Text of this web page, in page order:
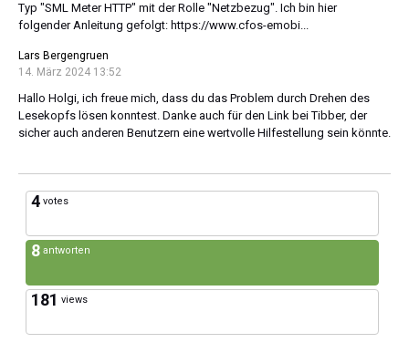
Typ "SML Meter HTTP" mit der Rolle "Netzbezug". Ich bin hier
folgender Anleitung gefolgt: https://www.cfos-emobi...
Lars Bergengruen
14. März 2024 13:52
Hallo Holgi, ich freue mich, dass du das Problem durch Drehen des
Lesekopfs lösen konntest. Danke auch für den Link bei Tibber, der
sicher auch anderen Benutzern eine wertvolle Hilfestellung sein könnte.
4 votes
8 antworten
181 views